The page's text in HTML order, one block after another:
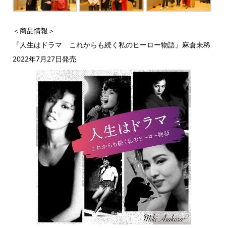
＜商品情報＞
『人生はドラマ これからも続く私のヒーロー物語』麻倉未稀
2022年7月27日発売